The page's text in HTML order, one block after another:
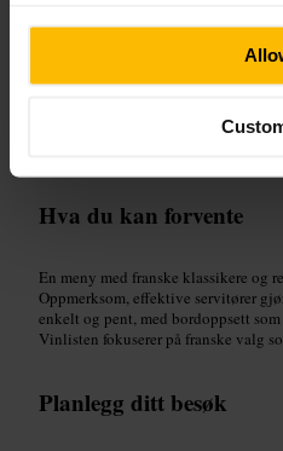
Egnet for
#
Hva du kan forvente
En meny med franske klassikere og
Oppmerksom, effektive servitører
enkelt og pent, med bordoppsett
Vinlisten fokuserer på franske valg
Planlegg ditt besøk